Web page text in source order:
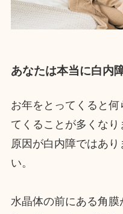
あなたは本当に白内
お年をとってくると
てくることが多くな
原因が白内障ではあ
い。
水晶体の前にある角